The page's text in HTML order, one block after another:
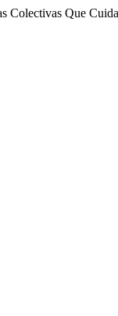
Colectivas Que